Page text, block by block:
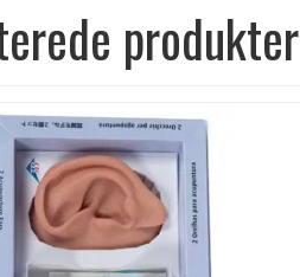
produkter